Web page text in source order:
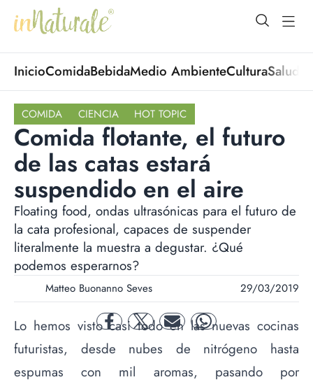
open
InicioComidaBebidaMedio AmbienteCulturaSalud
COMIDA CIENCIA HOT TOPIC
Comida flotante, el futuro
de las catas estará
suspendido en el aire
Floating food, ondas ultrasónicas para el futuro de
la cata profesional, capaces de suspender
literalmente la muestra a degustar. ¿Qué
podemos esperarnos?
Matteo Buonanno Seves 29/03/2019
facebooktwitter mail whatsapp
Lo hemos visto casi todo en las nuevas cocinas
futuristas, desde nubes de nitrógeno hasta
espumas con mil aromas, pasando por